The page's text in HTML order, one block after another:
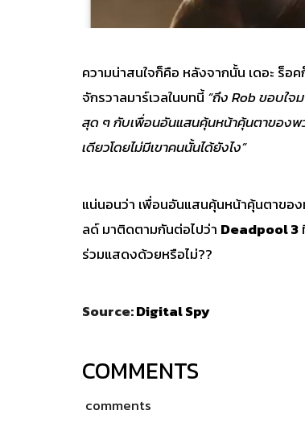
ความน่าสนใจก็คือ หลังจากนั้น เดอะ ร็อ
จักรวาลมาร์เวลในบทนี้“ถึงRobขอบใจ
สุด ๆ กับเพื่อนอันแสนคุ้นหน้าคุ้นตาของ
เดียวโดยไม่มีเขาคนนั้นได้ยังไง”
แน่นอนว่า เพื่อนอันแสนคุ้นหน้าคุ้นตาของ
ลด์ มาติดตามกันต่อไปว่า Deadpool 3
ร่วมแสดงด้วยหรือไม่??
Source:Digital Spy
COMMENTS
comments